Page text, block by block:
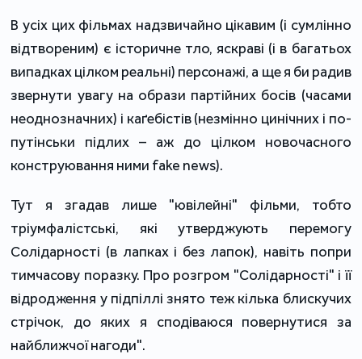
В усіх цих фільмах надзвичайно цікавим (і сумлінно
відтвореним) є історичне тло, яскраві (і в багатьох
випадках цілком реальні) персонажі, а ще я би радив
звернути увагу на образи партійних босів (часами
неоднозначних) і каґебістів (незмінно цинічних і по-
путінськи підлих – аж до цілком новочасного
конструювання ними fake news).
Тут я згадав лише "ювілейні" фільми, тобто
тріумфалістські, які утверджують перемогу
Солідарності (в лапках і без лапок), навіть попри
тимчасову поразку. Про розгром "Солідарності" і її
відродження у підпіллі знято теж кілька блискучих
стрічок, до яких я сподіваюся повернутися за
найближчої нагоди".